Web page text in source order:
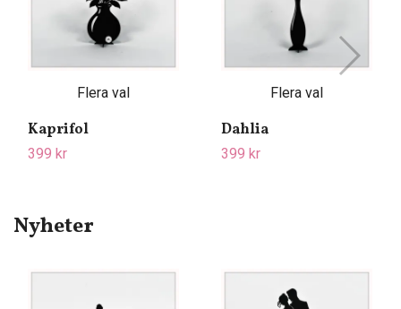
Flera val
Kaprifol
399 kr
Flera val
Dahlia
399 kr
Nyheter